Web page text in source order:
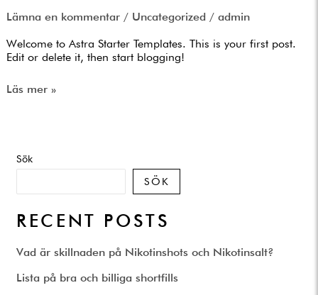
Lämna en kommentar / Uncategorized/ admin
Welcome to Astra Starter Templates. This is your first post.
Edit or delete it, then start blogging!
Läs mer »
Sök
SÖK
RECENT POSTS
Vad är skillnaden på Nikotinshots och Nikotinsalt?
Lista på bra och billiga shortfills